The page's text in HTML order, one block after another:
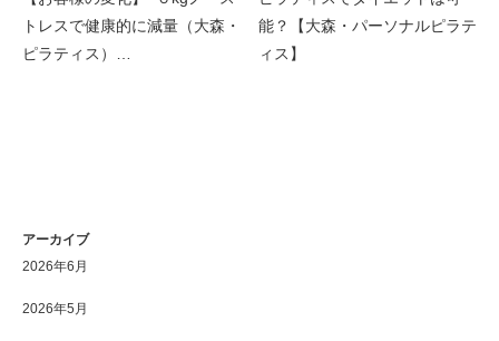
トレスで健康的に減量（大森・
ピラティス）…
能？【大森・パーソナルピラテ
ィス】
アーカイブ
2026年6月
2026年5月